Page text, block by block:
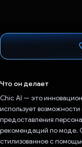
Что он делает
Chic AI — это
использует
предоставления
рекомендаций по моде.
стилизованное с